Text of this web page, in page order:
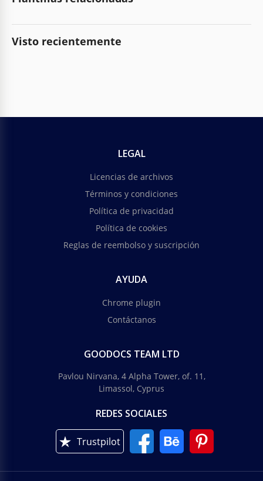
Visto recientemente
LEGAL
Licencias de archivos
Términos y condiciones
Política de privacidad
Política de cookies
Reglas de reembolso y suscripción
AYUDA
Chrome plugin
Contáctanos
GOODOCS TEAM LTD
Pavlou Nirvana, 4 Alpha Tower, of. 11,
Limassol, Cyprus
REDES SOCIALES
Trustpilot